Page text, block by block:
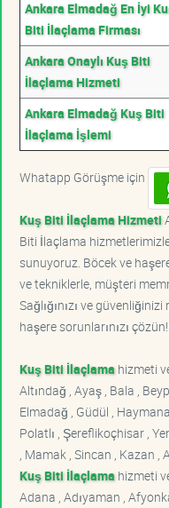
Ankara Elmadağ En İyi
Biti İlaçlama Firması
Ankara Onaylı Kuş Biti
İlaçlama Hizmeti
Ankara Elmadağ Kuş Biti
İlaçlama İşlemi
Whatapp Görüşme için
Kuş Biti İlaçlama Hizmeti
Biti İlaçlama
sunuyoruz. Böcek ve
ve tekniklerle, müşteri
Sağlığınızı ve
haşere sorunlarınızı çözün!
Kuş Biti İlaçlama hizmeti
Altındağ , Ayaş , Bala ,
Elmadağ , Güdül ,
Polatlı , Şereflikoçhisar ,
, Mamak , Sincan , Kazan
Kuş Biti İlaçlama hizmeti
Adana , Adıyaman ,